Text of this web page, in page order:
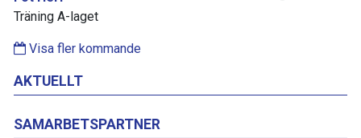
Träning A-laget
Visa fler kommande
AKTUELLT
SAMARBETSPARTNER